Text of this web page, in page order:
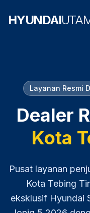
HYUNDAI
Layanan Resmi
Dealer
Kota
Pusat layanan
Kota Tebing
eksklusif Hyundai